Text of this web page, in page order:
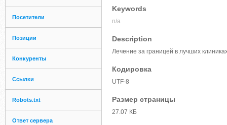
Посетители
Позиции
Конкуренты
Ссылки
Robots.txt
Ответ сервера
Keywords
n/a
Description
Лечение за границей в лучших
Кодировка
UTF-8
Размер страницы
27.07 КБ